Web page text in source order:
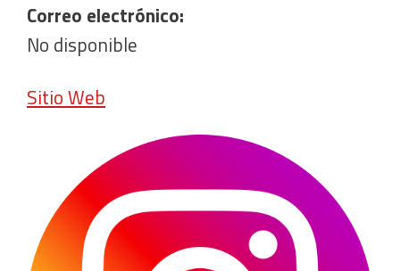
Correo electrónico:
No disponible
Sitio Web